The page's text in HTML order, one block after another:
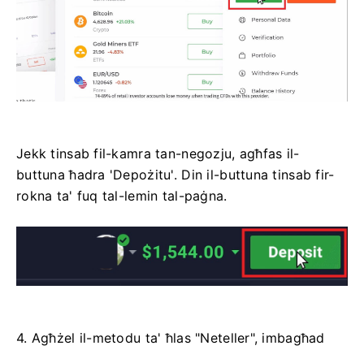
Jekk tinsab fil-kamra tan-negozju, agħfas il-
buttuna ħadra 'Depożitu'. Din il-buttuna tinsab fir-
rokna ta' fuq tal-lemin tal-paġna.
4. Agħżel il-metodu ta' ħlas "Neteller", imbagħad